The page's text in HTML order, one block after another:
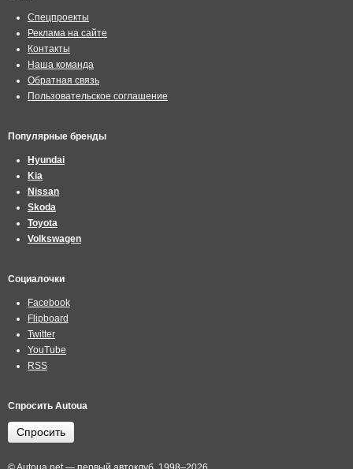
Спецпроекты
Реклама на сайте
Контакты
Наша команда
Обратная связь
Пользовательское соглашение
Популярные бренды
Hyundai
Kia
Nissan
Skoda
Toyota
Volkswagen
Социалочки
Facebook
Flipboard
Twitter
YouTube
RSS
Спросить Autoua
Спросить